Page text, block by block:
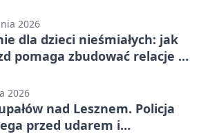
2026
dla dzieci nieśmiałych: jak
pomaga zbudować relacje z
2026
nad Lesznem. Policja
przed udarem i